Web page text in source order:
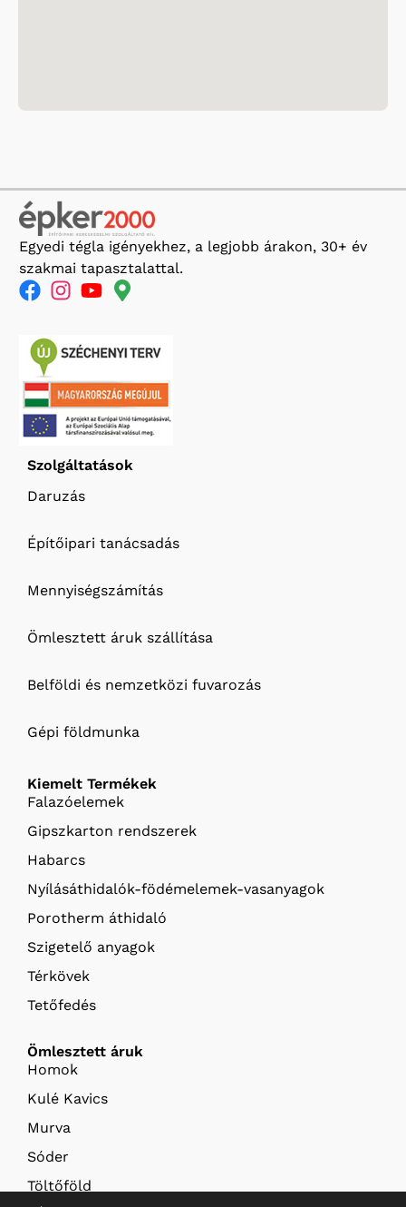
Egyedi tégla igényekhez, a legjobb árakon, 30+ év
szakmai tapasztalattal.
Szolgáltatások
Daruzás
Építőipari tanácsadás
Mennyiségszámítás
Ömlesztett áruk szállítása
Belföldi és nemzetközi fuvarozás
Gépi földmunka
Kiemelt Termékek
Falazóelemek
Gipszkarton rendszerek
Habarcs
Nyílásáthidalók-födémelemek-vasanyagok
Porotherm áthidaló
Szigetelő anyagok
Térkövek
Tetőfedés
Ömlesztett áruk
Homok
Kulé Kavics
Murva
Sóder
Töltőföld